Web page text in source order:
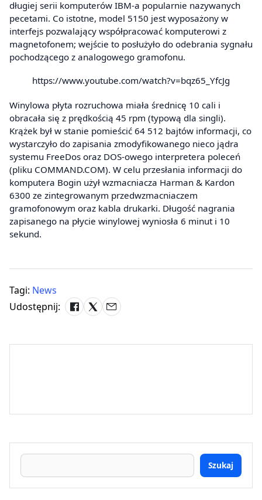
długiej serii komputerów IBM-a popularnie nazywanych
pecetami. Co istotne, model 5150 jest wyposażony w
interfejs pozwalający współpracować komputerowi z
magnetofonem; wejście to posłużyło do odebrania sygnału
pochodzącego z analogowego gramofonu.
https://www.youtube.com/watch?v=bqz65_YfcJg
Winylowa płyta rozruchowa miała średnicę 10 cali i
obracała się z prędkością 45 rpm (typową dla singli).
Krążek był w stanie pomieścić 64 512 bajtów informacji, co
wystarczyło do zapisania zmodyfikowanego nieco jądra
systemu FreeDos oraz DOS-owego interpretera poleceń
(pliku COMMAND.COM). W celu przesłania informacji do
komputera Bogin użył wzmacniacza Harman & Kardon
6300 ze zintegrowanym przedwzmacniaczem
gramofonowym oraz kabla drukarki. Długość nagrania
zapisanego na płycie winylowej wyniosła 6 minut i 10
sekund.
Tagi: News
Udostępnij:
Szukaj